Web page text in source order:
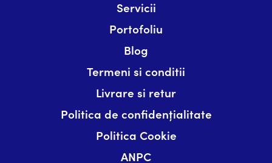
Servicii
Portofoliu
Blog
Termeni si conditii
Livrare si retur
Politica de confidențialitate
Politica Cookie
ANPC